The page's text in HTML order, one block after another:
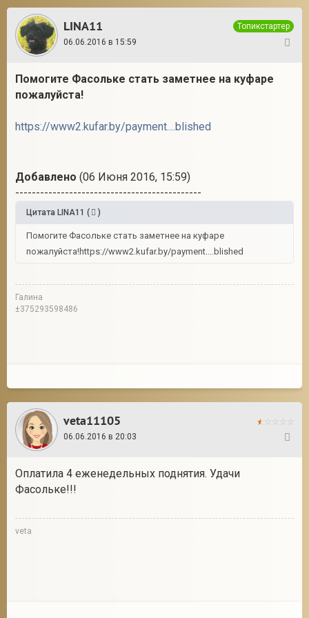
LINA11
Топикстартер
06.06.2016 в 15:59
Помогите Фасольке стать заметнее на куфаре
пожалуйста!
https://www2.kufar.by/payment....blished
Добавлено (06 Июня 2016, 15:59)
---------------------------------------------
Цитата LINA11 ( )
Помогите Фасольке стать заметнее на куфаре
пожалуйста!https://www2.kufar.by/payment....blished
Галина
±375293598486
veta11105
06.06.2016 в 20:03
Оплатила 4 еженедельных поднятия. Удачи
Фасольке!!!
veta